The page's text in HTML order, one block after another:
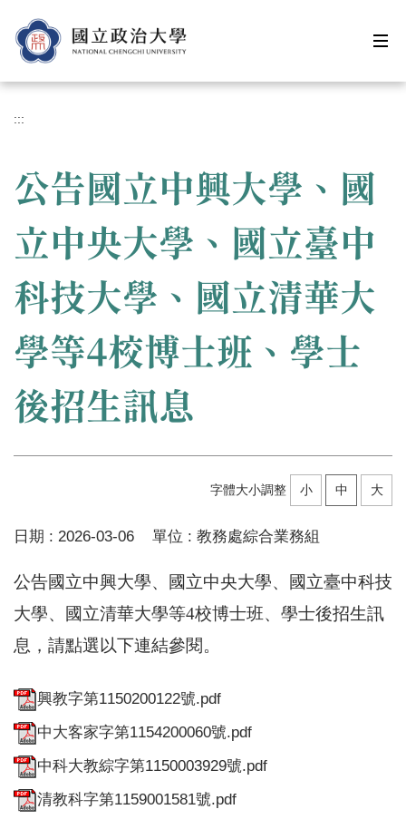
到
主
內
區
:::
公告國立中興大學、國
立中央大學、國立臺中
科技大學、國立清華大
學等4校博士班、學士
後招生訊息
字體大小調整 小 中 大
日期 : 2026-03-06 單位 : 教務處綜合業務組
公告國立中興大學、國立中央大學、國立臺中科技
大學、國立清華大學等4校博士班、學士後招生訊
息，請點選以下連結參閱。
興教字第1150200122號.pdf
中大客家字第1154200060號.pdf
中科大教綜字第1150003929號.pdf
清教科字第1159001581號.pdf